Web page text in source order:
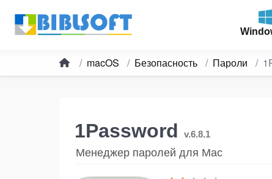
macOS Безопасность Пароли
1Password v.6.8.1
Менеджер паролей для Mac